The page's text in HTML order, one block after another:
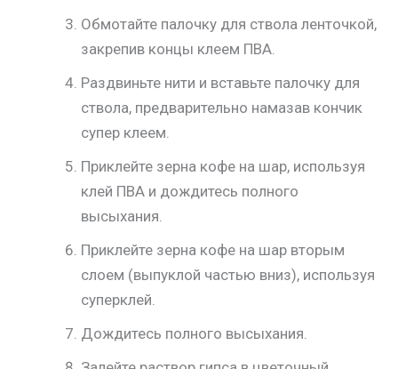
Обмотайте палочку для ствола ленточкой,
закрепив концы клеем ПВА.
Раздвиньте нити и вставьте палочку для
ствола, предварительно намазав кончик
супер клеем.
Приклейте зерна кофе на шар, используя
клей ПВА и дождитесь полного
высыхания.
Приклейте зерна кофе на шар вторым
слоем (выпуклой частью вниз), используя
суперклей.
Дождитесь полного высыхания.